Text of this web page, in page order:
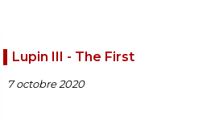
Lupin III - The First
7 octobre 2020